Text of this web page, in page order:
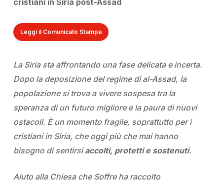
cristiani in Siria post-Assad
Leggi il Comunicato Stampa
La Siria sta affrontando una fase delicata e incerta.
Dopo la deposizione del regime di al-Assad, la
popolazione si trova a vivere sospesa tra la
speranza di un futuro migliore e la paura di nuovi
ostacoli. È un momento fragile, soprattutto per i
cristiani in Siria, che oggi più che mai hanno
bisogno di sentirsiaccolti, protetti e sostenuti.
Aiuto alla Chiesa che Soffre ha raccolto